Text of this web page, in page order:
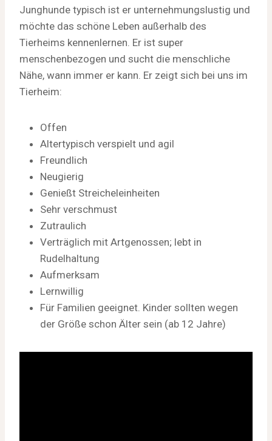
Junghunde typisch ist er unternehmungslustig und
möchte das schöne Leben außerhalb des
Tierheims kennenlernen. Er ist super
menschenbezogen und sucht die menschliche
Nähe, wann immer er kann. Er zeigt sich bei uns im
Tierheim:
Offen
Altertypisch verspielt und agil
Freundlich
Neugierig
Genießt Streicheleinheiten
Sehr verschmust
Zutraulich
Verträglich mit Artgenossen; lebt in
Rudelhaltung
Aufmerksam
Lernwillig
Für Familien geeignet. Kinder sollten wegen
der Größe schon Älter sein (ab 12 Jahre)